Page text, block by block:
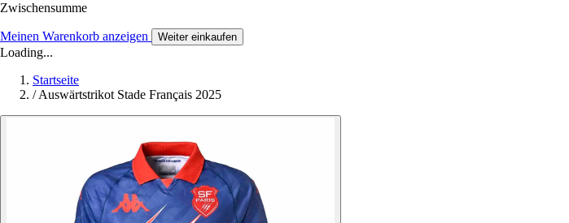
Zwischensumme
Meinen Warenkorb anzeigen Weiter einkaufen
Loading...
Startseite
/Auswärtstrikot Stade Français 2025